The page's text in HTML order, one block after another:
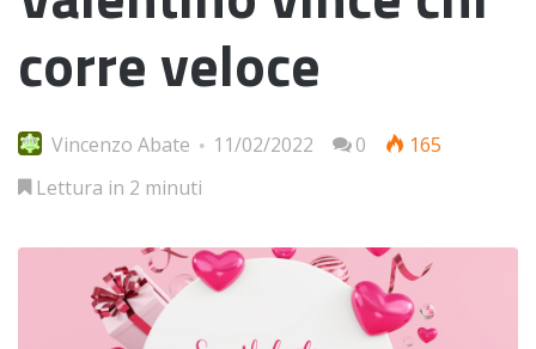
corre veloce
Vincenzo Abate 11/02/2022 0
165
Lettura in 2 minuti